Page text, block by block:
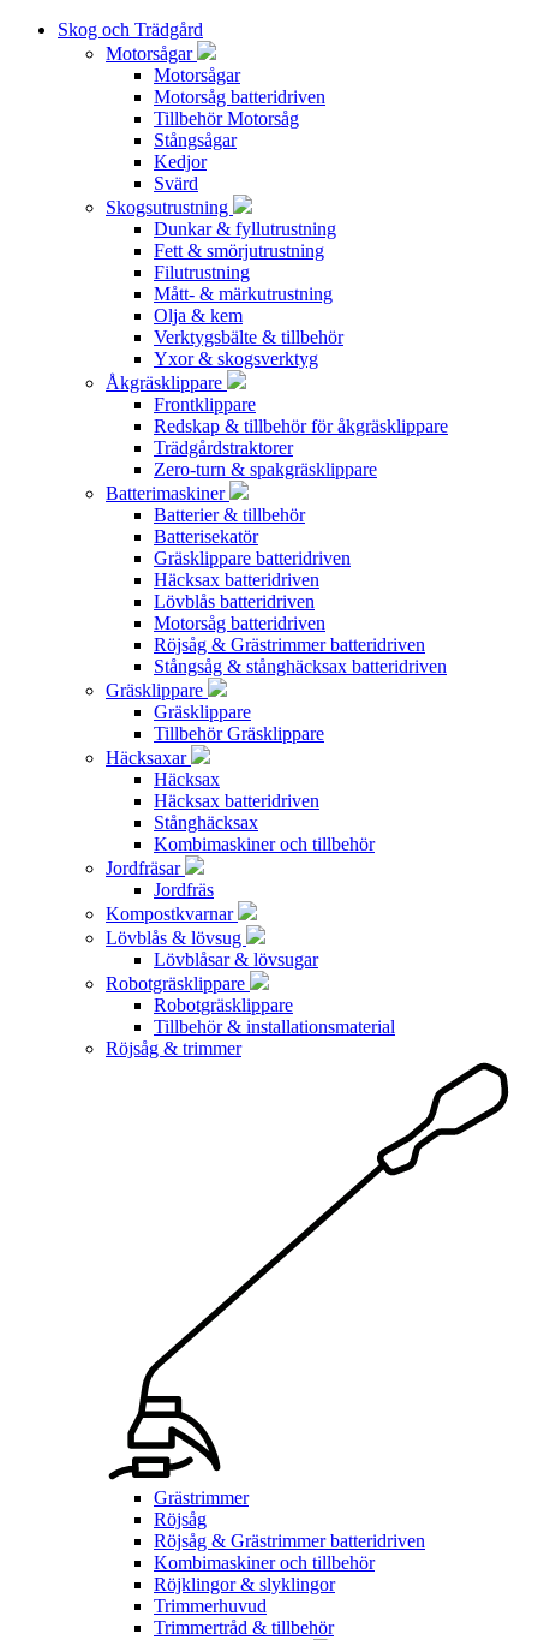
Skog och Trädgård
Motorsågar
Motorsågar
Motorsåg batteridriven
Tillbehör Motorsåg
Stångsågar
Kedjor
Svärd
Skogsutrustning
Dunkar & fyllutrustning
Fett & smörjutrustning
Filutrustning
Mått- & märkutrustning
Olja & kem
Verktygsbälte & tillbehör
Yxor & skogsverktyg
Åkgräsklippare
Frontklippare
Redskap & tillbehör för åkgräsklippare
Trädgårdstraktorer
Zero-turn & spakgräsklippare
Batterimaskiner
Batterier & tillbehör
Batterisekatör
Gräsklippare batteridriven
Häcksax batteridriven
Lövblås batteridriven
Motorsåg batteridriven
Röjsåg & Grästrimmer batteridriven
Stångsåg & stånghäcksax batteridriven
Gräsklippare
Gräsklippare
Tillbehör Gräsklippare
Häcksaxar
Häcksax
Häcksax batteridriven
Stånghäcksax
Kombimaskiner och tillbehör
Jordfräsar
Jordfräs
Kompostkvarnar
Lövblås & lövsug
Lövblåsar & lövsugar
Robotgräsklippare
Robotgräsklippare
Tillbehör & installationsmaterial
Röjsåg & trimmer
Grästrimmer
Röjsåg
Röjsåg & Grästrimmer batteridriven
Kombimaskiner och tillbehör
Röjklingor & slyklingor
Trimmerhuvud
Trimmertråd & tillbehör